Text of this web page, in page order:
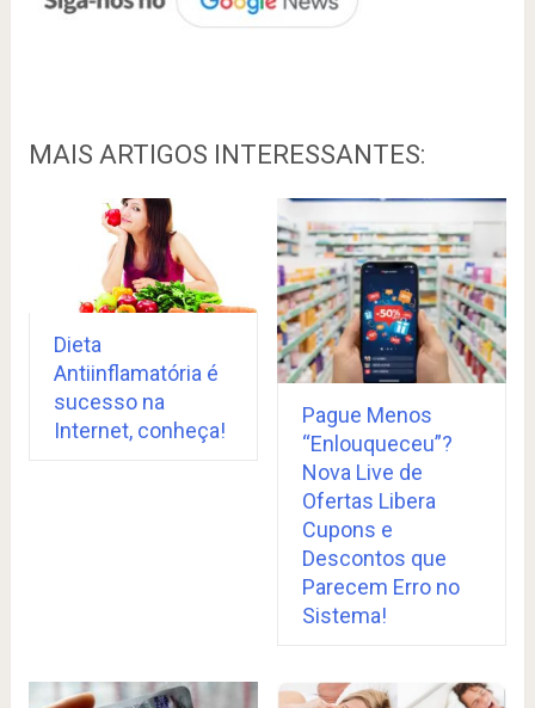
MAIS ARTIGOS INTERESSANTES:
Dieta
Antiinflamatória é
sucesso na
Internet, conheça!
Pague Menos
“Enlouqueceu”?
Nova Live de
Ofertas Libera
Cupons e
Descontos que
Parecem Erro no
Sistema!